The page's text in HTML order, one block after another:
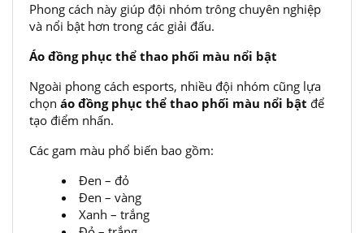
Phong cách này giúp đội nhóm trông chuyên nghiệp
và nổi bật hơn trong các giải đấu.
Áo đồng phục thể thao phối màu nổi bật
Ngoài phong cách esports, nhiều đội nhóm cũng lựa
chọn áo đồng phục thể thao phối màu nổi bật để
tạo điểm nhấn.
Các gam màu phổ biến bao gồm:
Đen – đỏ
Đen – vàng
Xanh – trắng